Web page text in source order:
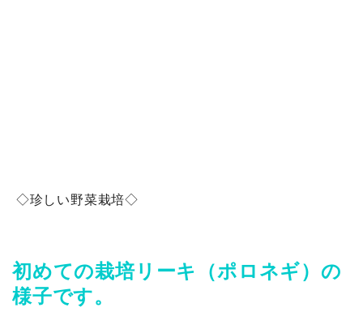
◇珍しい野菜栽培◇
初めての栽培リーキ（ポロネギ）の
様子です。